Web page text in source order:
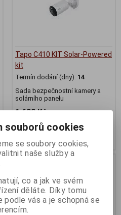
Tapo C410 KIT Solar-Powered
kit
Termín dodání (dny): 14
Sada bezpečnostní kamery a
solárního panelu
1 699 Kč
souborů cookies
se soubory cookies,
naše služby a
co a jak ve svém
děláte. Díky tomu
podle vás a je schopná se